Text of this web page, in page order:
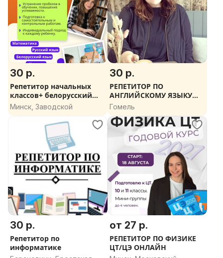
30 р.
Репетитор начальных
классов+ белорусский
язык
Минск, Заводской
30 р.
РЕПЕТИТОР ПО
АНГЛИЙСКОМУ ЯЗЫКУ
(НОВЫЙ УНИВЕРМАГ)
Гомель
30 р.
Репетитор по
информатике
от 27 р.
РЕПЕТИТОР ПО ФИЗИКЕ
ЦТ/ЦЭ ОНЛАЙН